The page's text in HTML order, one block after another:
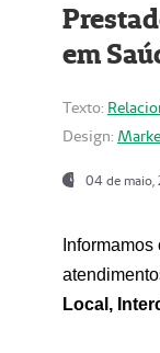
em
Texto:
Design:
04 de maio,
Local,